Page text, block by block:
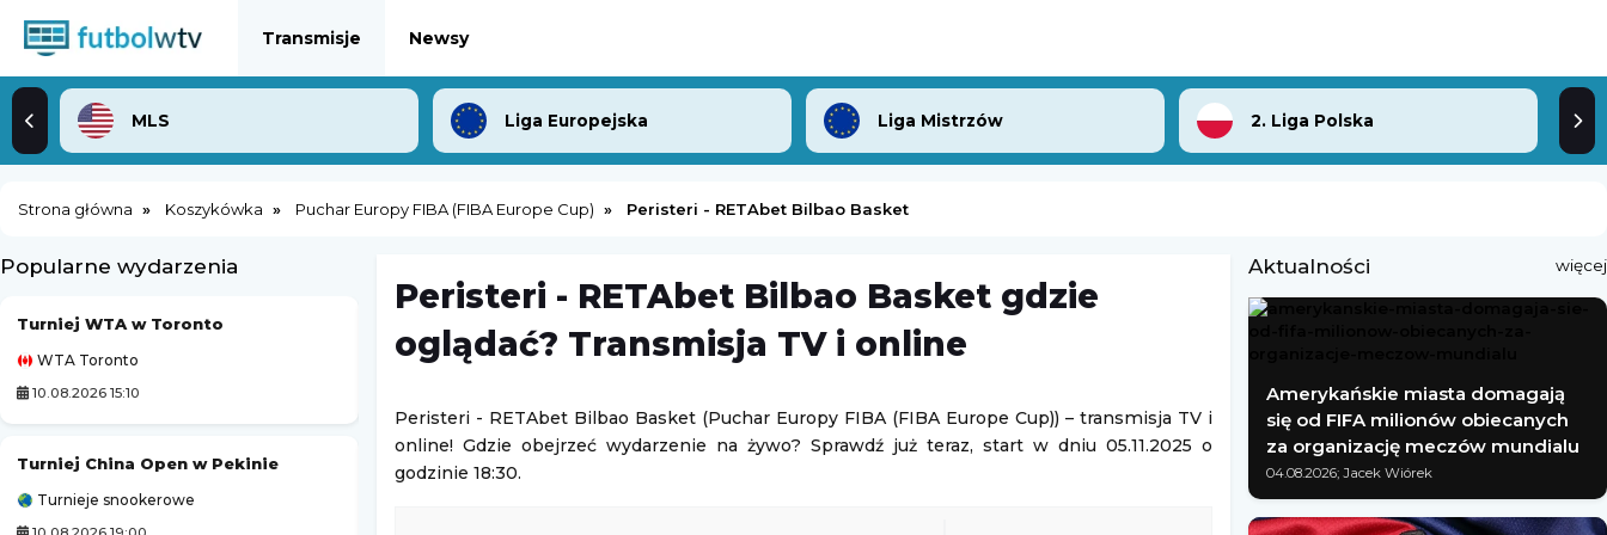
Transmisje Newsy
MLS Liga Europejska Liga Mistrzów 2. Liga Polska
Strona główna Koszykówka Puchar Europy FIBA (FIBA Europe Cup) Peristeri - RETAbet Bilbao Basket
Popularne wydarzenia
Turniej WTA w Toronto
WTA Toronto
10.08.2026 15:10
Turniej China Open w Pekinie
Turnieje snookerowe
Lekkoatletyka
Polissia Żytomierz
Belle Vue Aces -
Elite League (Angielska Liga Żużlowa)
Peristeri - RETAbet Bilbao Basket gdzie
oglądać? Transmisja TV i online
Peristeri - RETAbet Bilbao Basket (Puchar Europy FIBA (FIBA Europe Cup)) – transmisja TV i
online! Gdzie obejrzeć wydarzenie na żywo? Sprawdź już teraz, start w dniu 05.11.2025 o
godzinie 18:30.
Aktualności więcej
Amerykańskie miasta domagają
się od FIFA milionów obiecanych
za organizację meczów mundialu
04.08.2026; Jacek Wiórek